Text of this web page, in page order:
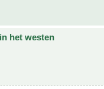
het westen